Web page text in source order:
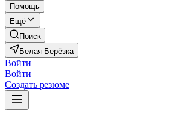
Помощь
Ещё
Поиск
Белая Берёзка
Войти
Войти
Создать резюме